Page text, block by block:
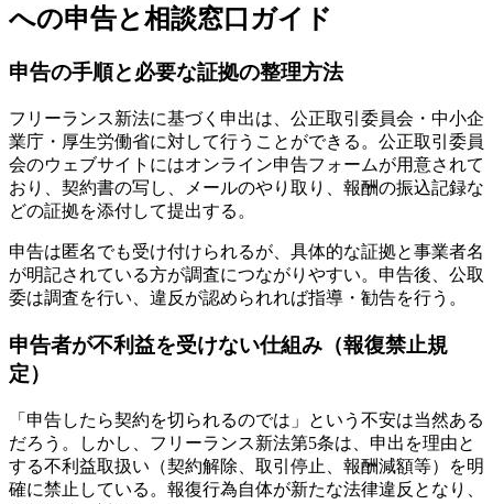
への申告と相談窓口ガイド
申告の手順と必要な証拠の整理方法
フリーランス新法に基づく申出は、公正取引委員会・中小企
業庁・厚生労働省に対して行うことができる。公正取引委員
会のウェブサイトにはオンライン申告フォームが用意されて
おり、契約書の写し、メールのやり取り、報酬の振込記録な
どの証拠を添付して提出する。
申告は匿名でも受け付けられるが、具体的な証拠と事業者名
が明記されている方が調査につながりやすい。申告後、公取
委は調査を行い、違反が認められれば指導・勧告を行う。
申告者が不利益を受けない仕組み（報復禁止規
定）
「申告したら契約を切られるのでは」という不安は当然ある
だろう。しかし、フリーランス新法第5条は、申出を理由と
する不利益取扱い（契約解除、取引停止、報酬減額等）を明
確に禁止している。報復行為自体が新たな法律違反となり、